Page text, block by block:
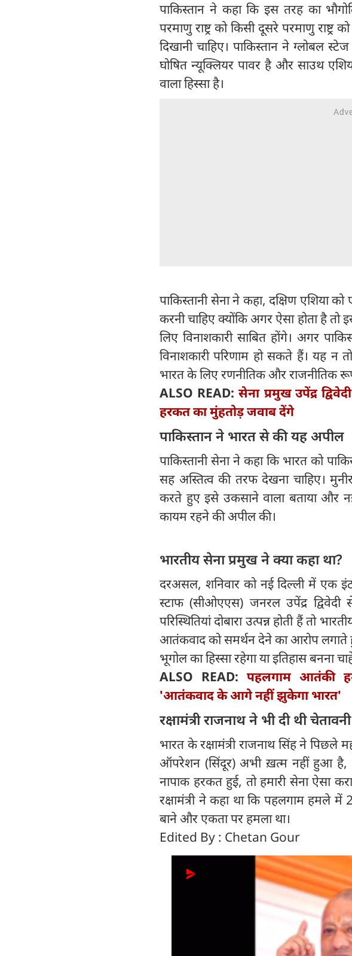
पाकिस्तान ने कहा कि इस तरह का
परमाणु राष्ट्र को किसी दूसरे परमाणु
दिखानी चाहिए। पाकिस्तान ने ग्लोबल
घोषित न्यूक्लियर पावर है और साउथ
वाला हिस्सा है।
पाकिस्तानी सेना ने कहा, दक्षिण
करनी चाहिए क्योंकि अगर ऐसा होता है तो
लिए विनाशकारी साबित होंगे। अगर
विनाशकारी परिणाम हो सकते हैं। यह न
भारत के लिए रणनीतिक और राजनीतिक
ALSO READ:सेना प्रमुख उपेंद्र
हरकत का मुंहतोड़ जवाब देंगे
पाकिस्तान ने भारत से की यह अपील
पाकिस्तानी सेना ने कहा कि भारत को
सह अस्तित्व की तरफ देखना चाहिए।
करते हुए इसे उकसाने वाला बताया और
कायम रहने की अपील की।
भारतीय सेना प्रमुख ने क्या कहा था?
दरअसल, शनिवार को नई दिल्ली में एक
स्टाफ (सीओएएस) जनरल उपेंद्र
परिस्थितियां दोबारा उत्पन्न होती हैं तो
आतंकवाद को समर्थन देने का आरोप लगाते
भूगोल का हिस्सा रहेगा या इतिहास बनना
ALSO READ:पहलगाम आतंकी
'आतंकवाद के आगे नहीं झुकेगा भारत'
रक्षामंत्री राजनाथ ने भी दी थी चेतावनी
भारत के रक्षामंत्री राजनाथ सिंह ने पिछले
ऑपरेशन (सिंदूर) अभी ख़त्म नहीं हुआ है,
नापाक हरकत हुई, तो हमारी सेना ऐसा
रक्षामंत्री ने कहा था कि पहलगाम हमले
बाने और एकता पर हमला था।
Edited By : Chetan Gour